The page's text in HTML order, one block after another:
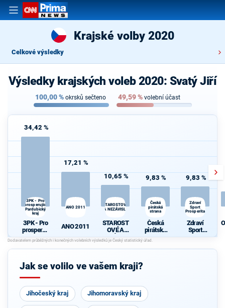
Krajské volby 2020
Celkové výsledky
Výsledky krajských voleb 2020: Svatý Jiří
100,00% okrsků sečteno 49,59% volební účast
34,42 %
3PK - Pro
prosperující
Pardubický
kraj
3PK - Pro
prosperují
cí
Pardubick
ý kraj
17,21 %
ANO 2011
ANO 2011
10,65 %
STAROSTOVÉ
A NEZÁVISLÍ
STAROST
OVÉ A
NEZÁVISL
Í
9,83 %
Česká
pirátská
strana
Česká
pirátská
strana
9,83 %
Zdraví
Sport
Prosperita
Zdraví
Sport
Prosperita
Jak se volilo ve vašem kraji?
Jihočeský kraj Jihomoravský kraj